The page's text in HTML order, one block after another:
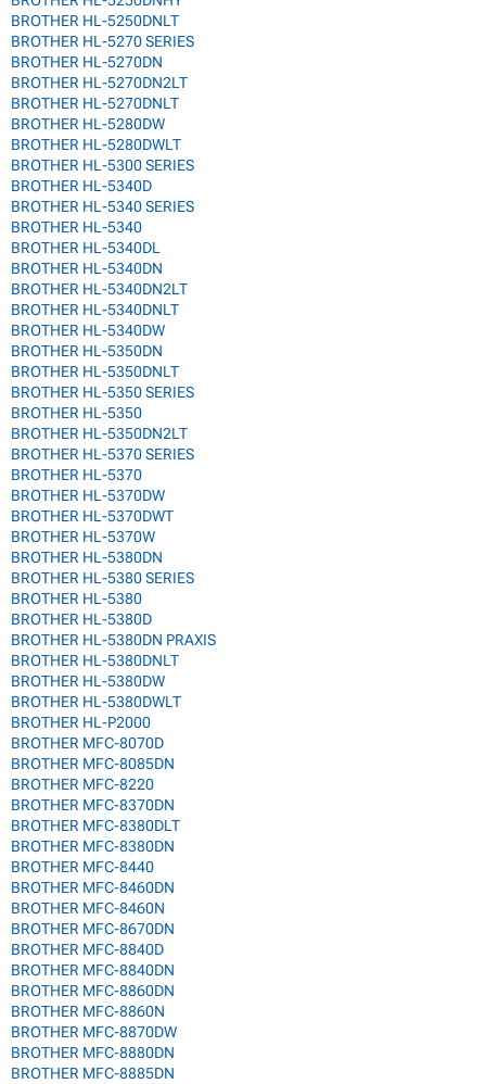
BROTHER HL-5250DNLT
BROTHER HL-5270 SERIES
BROTHER HL-5270DN
BROTHER HL-5270DN2LT
BROTHER HL-5270DNLT
BROTHER HL-5280DW
BROTHER HL-5280DWLT
BROTHER HL-5300 SERIES
BROTHER HL-5340D
BROTHER HL-5340 SERIES
BROTHER HL-5340
BROTHER HL-5340DL
BROTHER HL-5340DN
BROTHER HL-5340DN2LT
BROTHER HL-5340DNLT
BROTHER HL-5340DW
BROTHER HL-5350DN
BROTHER HL-5350DNLT
BROTHER HL-5350 SERIES
BROTHER HL-5350
BROTHER HL-5350DN2LT
BROTHER HL-5370 SERIES
BROTHER HL-5370
BROTHER HL-5370DW
BROTHER HL-5370DWT
BROTHER HL-5370W
BROTHER HL-5380DN
BROTHER HL-5380 SERIES
BROTHER HL-5380
BROTHER HL-5380D
BROTHER HL-5380DN PRAXIS
BROTHER HL-5380DNLT
BROTHER HL-5380DW
BROTHER HL-5380DWLT
BROTHER HL-P2000
BROTHER MFC-8070D
BROTHER MFC-8085DN
BROTHER MFC-8220
BROTHER MFC-8370DN
BROTHER MFC-8380DLT
BROTHER MFC-8380DN
BROTHER MFC-8440
BROTHER MFC-8460DN
BROTHER MFC-8460N
BROTHER MFC-8670DN
BROTHER MFC-8840D
BROTHER MFC-8840DN
BROTHER MFC-8860DN
BROTHER MFC-8860N
BROTHER MFC-8870DW
BROTHER MFC-8880DN
BROTHER MFC-8885DN